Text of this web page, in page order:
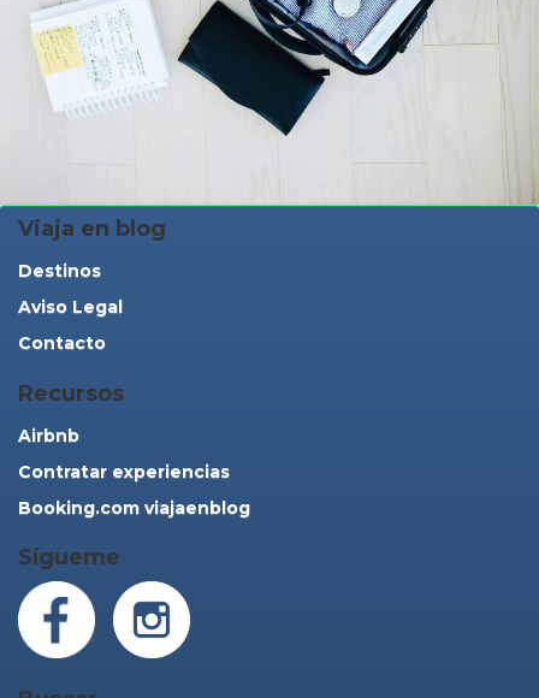
Viaja en blog
Destinos
Aviso Legal
Contacto
Recursos
Airbnb
Contratar experiencias
Booking.com viajaenblog
Sígueme